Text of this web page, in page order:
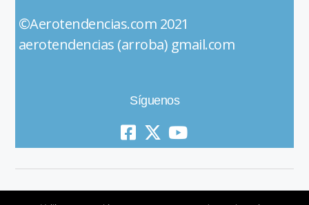
©Aerotendencias.com 2021
aerotendencias (arroba) gmail.com
Síguenos